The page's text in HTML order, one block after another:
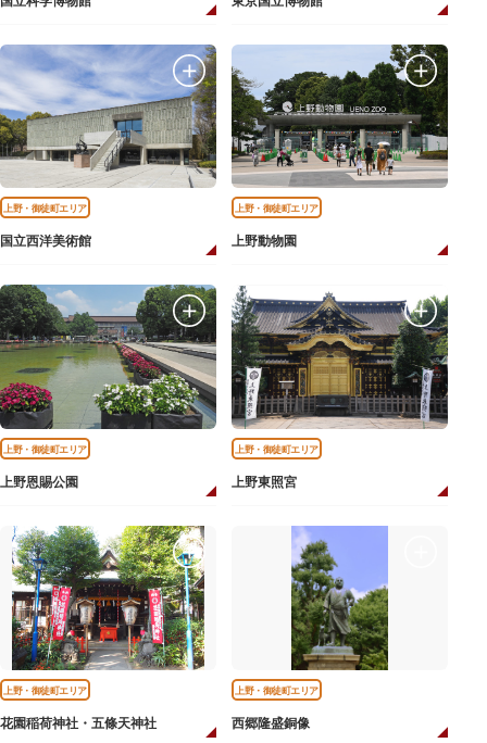
上野・御徒町エリア
国立西洋美術館
上野・御徒町エリア
上野動物園
上野・御徒町エリア
上野恩賜公園
上野・御徒町エリア
上野東照宮
上野・御徒町エリア
花園稲荷神社・五條天神社
上野・御徒町エリア
西郷隆盛銅像